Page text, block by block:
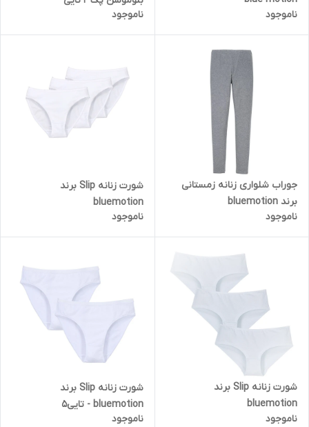
ناموجود
ناموجود
جوراب شلواری زنانه زمستانی
برند bluemotion
ناموجود
شورت زنانه Slip برند
bluemotion
ناموجود
شورت زنانه Slip برند
bluemotion
ناموجود
شورت زنانه Slip برند
bluemotion - تایی5
ناموجود